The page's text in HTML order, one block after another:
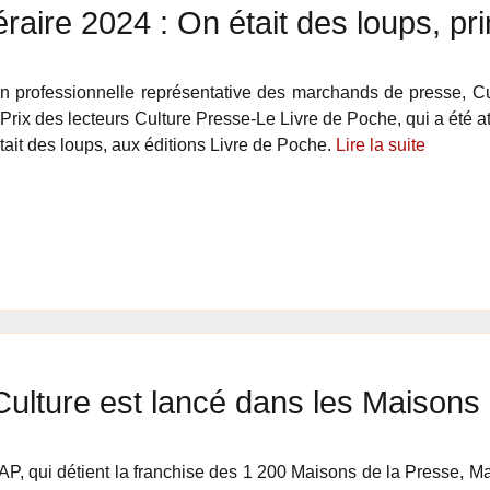
2024 : On était des loups,
professionnelle représentative des marchands de presse,
des lecteurs Culture Presse-Le Livre de Poche, qui a été
des loups, aux éditions Livre de Poche. Lire la suite
est lancé dans les
qui détient la franchise des 1 200 Maisons de la Presse,